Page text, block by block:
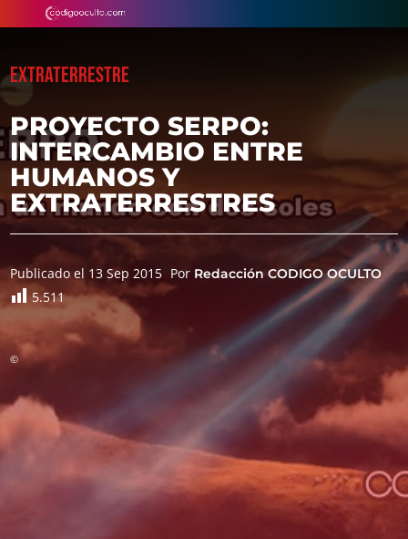
EXTRATERRESTRE
PROYECTO SERPO:
INTERCAMBIO ENTRE
HUMANOS Y
EXTRATERRESTRES
Publicado el 13 Sep 2015 Por Redacción CODIGO OCULTO
5.511
©